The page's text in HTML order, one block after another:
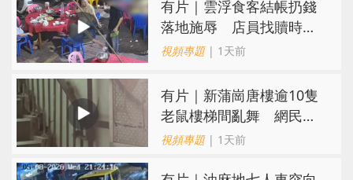
​有片｜雲浮食客結帳扔錢
落地施辱 店員找贖時還
施彼身獲老闆肯定
視頻專題| 1天前
有片｜新蒲崗唐樓逾10隻
老鼠樓梯間亂舞 網民嚇
親：每次經過都要好大勇
視頻專題| 1天前